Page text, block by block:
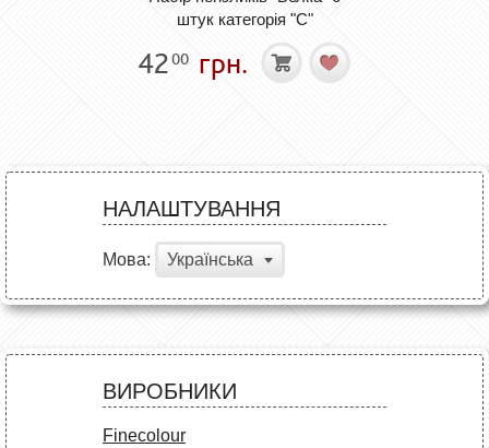
штук категорія "C"
4200 грн.
НАЛАШТУВАННЯ
Мова: Українська
ВИРОБНИКИ
Finecolour